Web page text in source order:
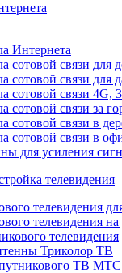
Интернета
сотовой связи для
сотовой связи для
сотовой связи 4G,
сотовой связи за
сотовой связи в
сотовой связи в
для усиления
телевидения
телевидения
телевидения на
телевидения
Триколор ТВ
ТВ МТС